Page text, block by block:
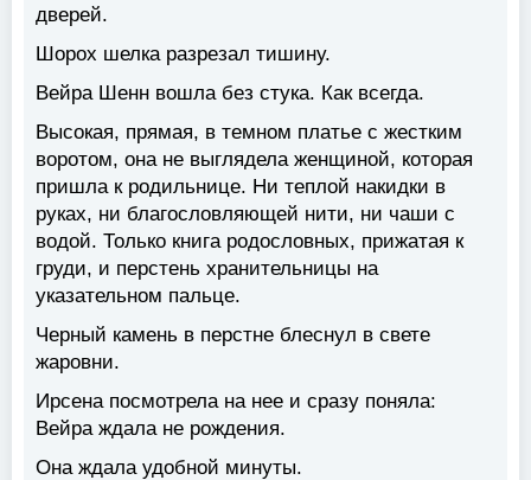
дверей.
Шорох шелка разрезал тишину.
Вейра Шенн вошла без стука. Как всегда.
Высокая, прямая, в темном платье с жестким
воротом, она не выглядела женщиной, которая
пришла к родильнице. Ни теплой накидки в
руках, ни благословляющей нити, ни чаши с
водой. Только книга родословных, прижатая к
груди, и перстень хранительницы на
указательном пальце.
Черный камень в перстне блеснул в свете
жаровни.
Ирсена посмотрела на нее и сразу поняла:
Вейра ждала не рождения.
Она ждала удобной минуты.